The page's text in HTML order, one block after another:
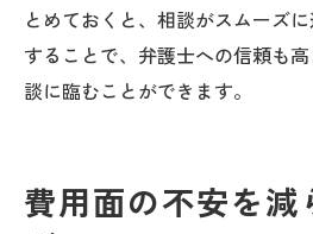
とめておくと、相談がスムーズ
することで、弁護士への信頼も
談に臨むことができます。
費用面の不安を減